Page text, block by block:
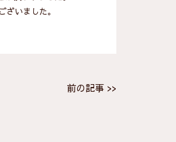
いました。
前の記事 >>